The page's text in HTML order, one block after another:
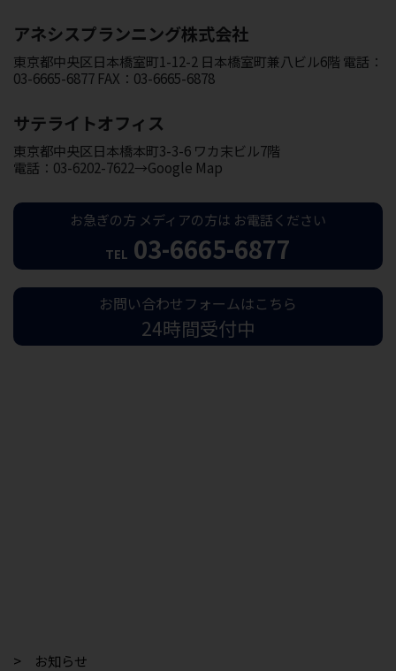
アネシスプランニング株式会社
東京都中央区日本橋室町1-12-2 日本橋室町兼八ビル6階 電話：
03-6665-6877 FAX：03-6665-6878
サテライトオフィス
東京都中央区日本橋本町3-3-6 ワカ末ビル7階
電話：03-6202-7622→Google Map
お急ぎの方 メディアの方は お電話ください
TEL 03-6665-6877
お問い合わせフォームはこちら
24時間受付中
> お知らせ